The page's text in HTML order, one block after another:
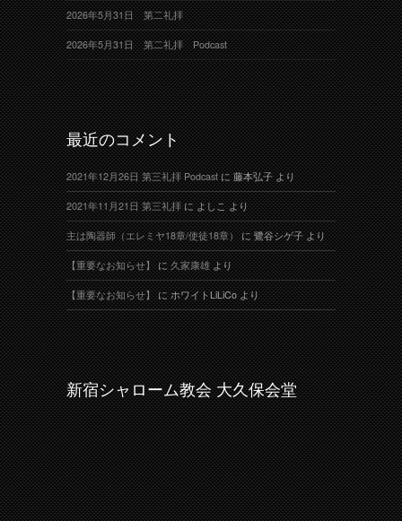
2026年5月31日 第二礼拝
2026年5月31日 第二礼拝 Podcast
最近のコメント
2021年12月26日 第三礼拝 Podcastに藤本弘子より
2021年11月21日 第三礼拝によしこより
主は陶器師（エレミヤ18章/使徒18章）に鷺谷シゲ子より
【重要なお知らせ】に久家康雄より
【重要なお知らせ】にホワイトLiLiCoより
新宿シャローム教会 大久保会堂